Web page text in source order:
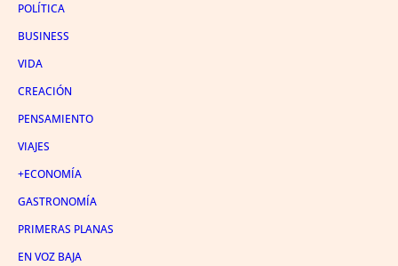
POLÍTICA
BUSINESS
VIDA
CREACIÓN
PENSAMIENTO
VIAJES
+ECONOMÍA
GASTRONOMÍA
PRIMERAS PLANAS
EN VOZ BAJA